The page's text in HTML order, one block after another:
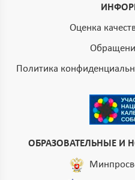
Оценка
Политика
ОБРАЗОВАТЕЛЬНЫЕ И